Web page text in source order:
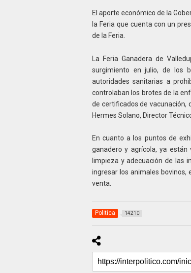
El aporte económico de la
la Feria que cuenta con un
de la Feria.
La Feria Ganadera de
surgimiento en julio, de los
autoridades sanitarias a
controlaban los brotes de la
de certificados de vacunación,
Hermes Solano, Director
En cuanto a los puntos de
ganadero y agrícola, ya
limpieza y adecuación de las
ingresar los animales bovinos,
venta.
Politica 14210